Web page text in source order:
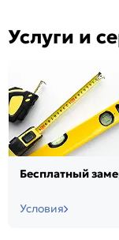
Услуги и
Бесплатный
Условия